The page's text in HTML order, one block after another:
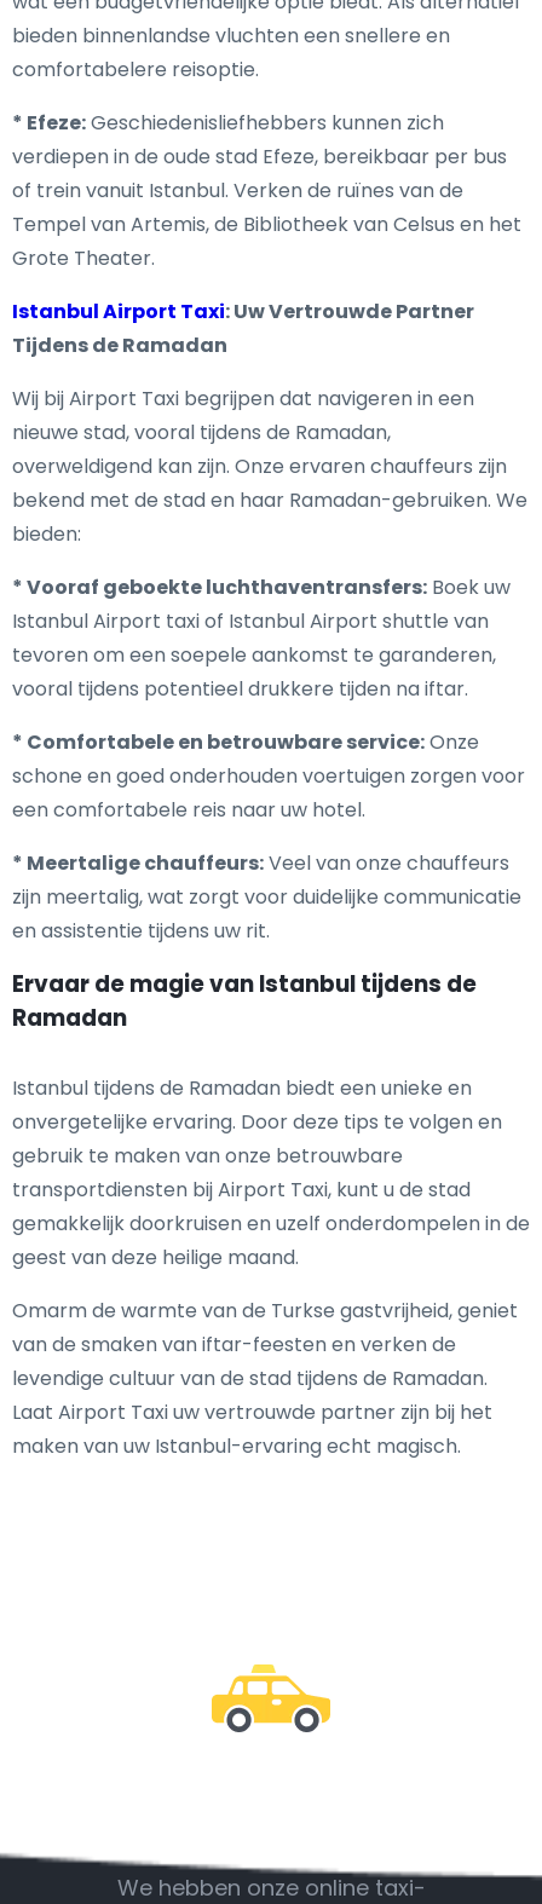
bieden binnenlandse vluchten een snellere en
comfortabelere reisoptie.
* Efeze:Geschiedenisliefhebbers kunnen zich
verdiepen in de oude stad Efeze, bereikbaar per bus
of trein vanuit Istanbul. Verken de ruïnes van de
Tempel van Artemis, de Bibliotheek van Celsus en het
Grote Theater.
Istanbul Airport Taxi: Uw Vertrouwde Partner
Tijdens de Ramadan
Wij bij Airport Taxi begrijpen dat navigeren in een
nieuwe stad, vooral tijdens de Ramadan,
overweldigend kan zijn. Onze ervaren chauffeurs zijn
bekend met de stad en haar Ramadan-gebruiken. We
bieden:
* Vooraf geboekte luchthaventransfers: Boek uw
Istanbul Airport taxi of Istanbul Airport shuttle van
tevoren om een soepele aankomst te garanderen,
vooral tijdens potentieel drukkere tijden na iftar.
* Comfortabele en betrouwbare service:Onze
schone en goed onderhouden voertuigen zorgen voor
een comfortabele reis naar uw hotel.
* Meertalige chauffeurs:Veel van onze chauffeurs
zijn meertalig, wat zorgt voor duidelijke communicatie
en assistentie tijdens uw rit.
Ervaar de magie van Istanbul tijdens de
Ramadan
Istanbul tijdens de Ramadan biedt een unieke en
onvergetelijke ervaring. Door deze tips te volgen en
gebruik te maken van onze betrouwbare
transportdiensten bij Airport Taxi, kunt u de stad
gemakkelijk doorkruisen en uzelf onderdompelen in de
geest van deze heilige maand.
Omarm de warmte van de Turkse gastvrijheid, geniet
van de smaken van iftar-feesten en verken de
levendige cultuur van de stad tijdens de Ramadan.
Laat Airport Taxi uw vertrouwde partner zijn bij het
maken van uw Istanbul-ervaring echt magisch.
We hebben onze online taxi-